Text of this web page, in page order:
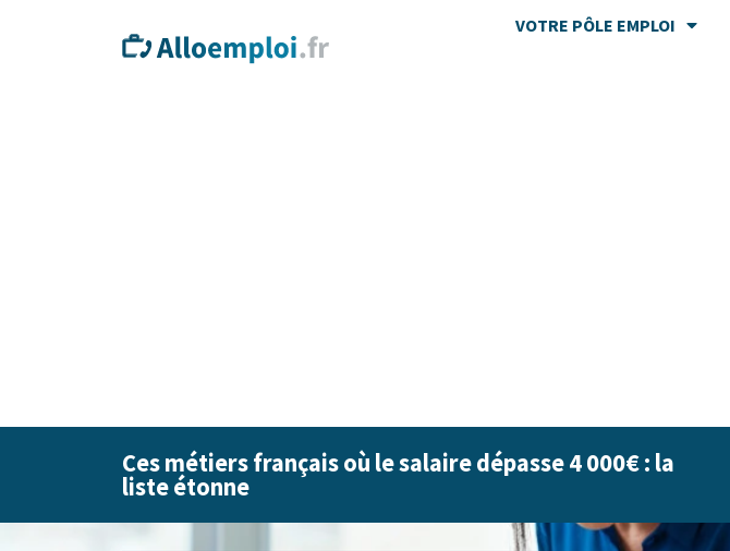
VOTRE PÔLE EMPLOI
Ces métiers français où le salaire dépasse 4 000€ : la
liste étonne